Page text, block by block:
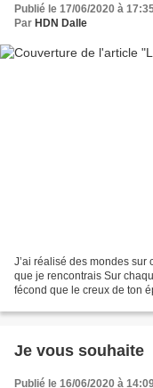
Publié le 17/06/2020 à
Par HDN Dalle
J’ai réalisé des mondes
que je rencontrais Sur
fécond que le creux de ton
Je vous souhaite
Publié le 16/06/2020 à